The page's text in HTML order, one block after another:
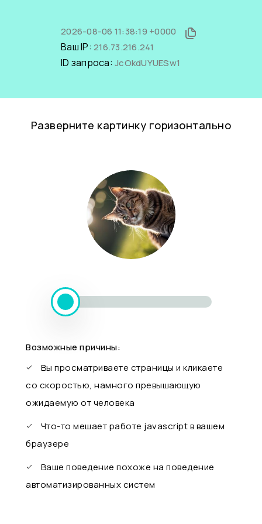
2026-08-06 11:38:19 +0000
Ваш IP: 216.73.216.241
ID запроса: JcOkdUYUESw1
Разверните картинку горизонтально
Возможные причины:
Вы просматриваете страницы и кликаете
со скоростью, намного превышающую
ожидаемую от человека
Что-то мешает работе javascript в вашем
браузере
Ваше поведение похоже на поведение
автоматизированных систем